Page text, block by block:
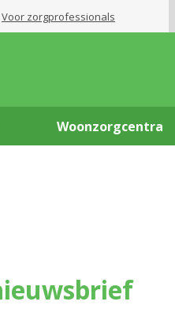
Voor zorgprofessionals
Woonzorgcentra